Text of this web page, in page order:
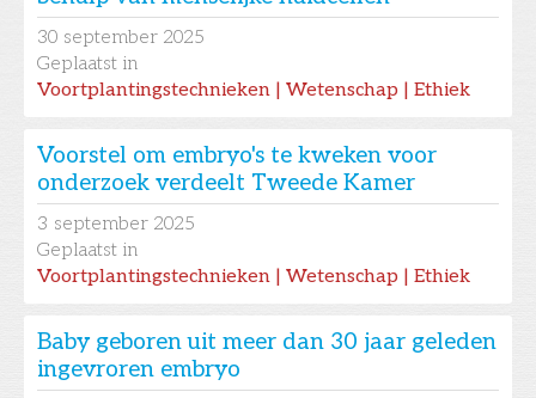
30 september 2025
Geplaatst in
Voortplantingstechnieken | Wetenschap | Ethiek
Voorstel om embryo's te kweken voor
onderzoek verdeelt Tweede Kamer
3 september 2025
Geplaatst in
Voortplantingstechnieken | Wetenschap | Ethiek
Baby geboren uit meer dan 30 jaar geleden
ingevroren embryo